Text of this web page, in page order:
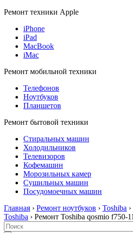
Ремонт техники Apple
iPhone
iPad
MacBook
iMac
Ремонт мобильной техники
Телефонов
Ноутбуков
Планшетов
Ремонт бытовой техники
Стиральных машин
Холодильников
Телевизоров
Кофемашин
Морозильных камер
Сушильных машин
Посудомоечных машин
Главная › Ремонт ноутбуков › Toshiba ›
Toshiba › Ремонт Toshiba qosmio f750-